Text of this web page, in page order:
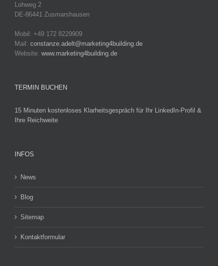
Lohweg 2
DE-86441 Zusmarshausen
Mobil: +49 172 8229909
Mail: constanze.adelt@marketing4building.de
Website: www.marketing4building.de
TERMIN BUCHEN
15 Minuten kostenloses Klarheitsgespräch für Ihr LinkedIn-Profil &
Ihre Reichweite
INFOS
News
Blog
Sitemap
Kontaktformular